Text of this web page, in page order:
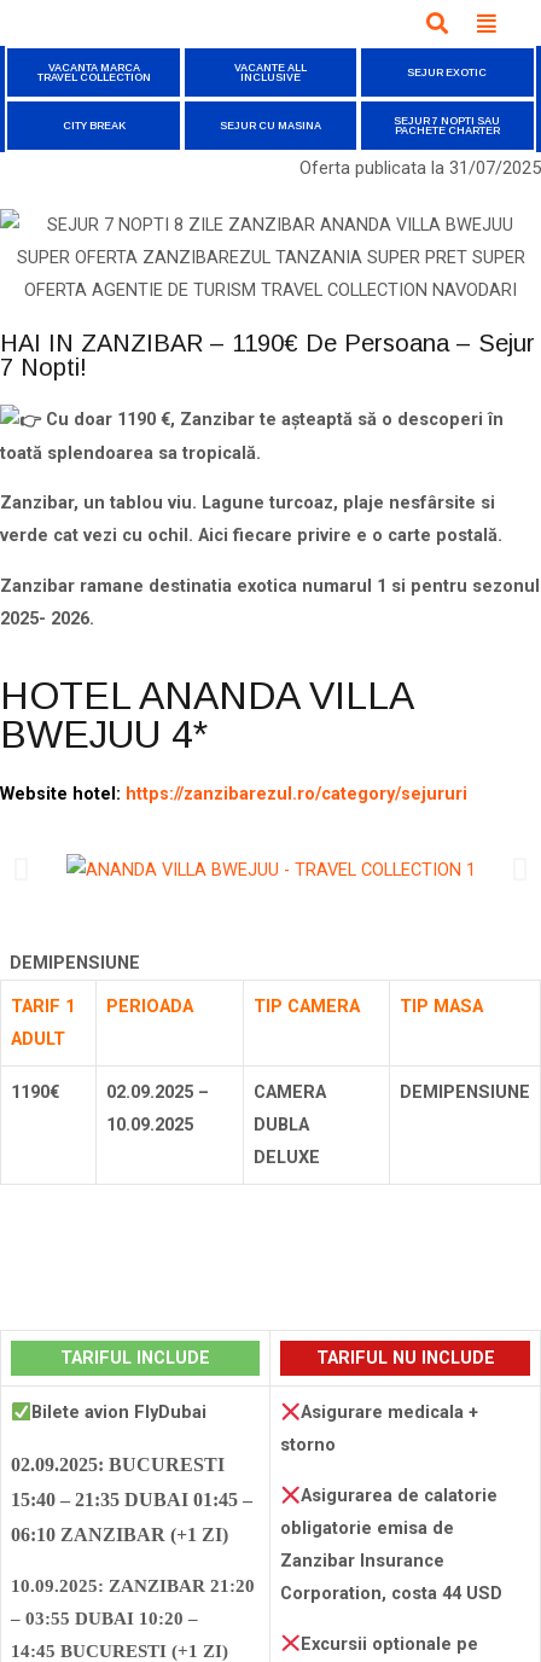
VACANTA MARCA
TRAVEL COLLECTION
VACANTE ALL
INCLUSIVE
SEJUR EXOTIC
CITY BREAK SEJUR CU MASINA
SEJUR 7 NOPTI SAU
PACHETE CHARTER
Oferta publicata la 31/07/2025
HAI IN ZANZIBAR – 1190€ De Persoana – Sejur
7 Nopti!
Cu doar 1190 €, Zanzibar te așteaptă să o descoperi în
toată splendoarea sa tropicală.
Zanzibar, un tablou viu. Lagune turcoaz, plaje nesfârsite si
verde cat vezi cu ochil. Aici fiecare privire e o carte postală.
Zanzibar ramane destinatia exotica numarul 1 si pentru sezonul
2025- 2026.
HOTEL ANANDA VILLA
BWEJUU 4*
Website hotel: https://zanzibarezul.ro/category/sejururi
DEMIPENSIUNE
TARIF 1
ADULT
PERIOADA TIP CAMERA TIP MASA
1190€
02.09.2025 –
10.09.2025
CAMERA
DUBLA
DELUXE
DEMIPENSIUNE
TARIFUL INCLUDE TARIFUL NU INCLUDE
Bilete avion FlyDubai
02.09.2025: BUCURESTI
15:40 – 21:35 DUBAI 01:45 –
06:10 ZANZIBAR (+1 ZI)
10.09.2025: ZANZIBAR 21:20
– 03:55 DUBAI 10:20 –
14:45 BUCURESTI (+1 ZI)
Asigurare medicala +
storno
Asigurarea de calatorie
obligatorie emisa de
Zanzibar Insurance
Corporation, costa 44 USD
Excursii optionale pe